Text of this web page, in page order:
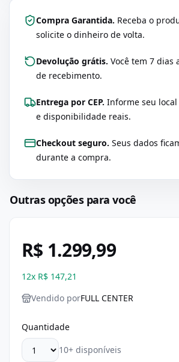
Compra Garantida. Receba o
solicite o dinheiro de volta.
Devolução grátis. Você tem 7 dias
de recebimento.
Entrega por CEP. Informe seu
e disponibilidade reais.
Checkout seguro. Seus dados
durante a compra.
Outras opções para você
R$ 1.299,99
12x R$ 147,21
Vendido porFULL CENTER
Quantidade
10+ disponíveis